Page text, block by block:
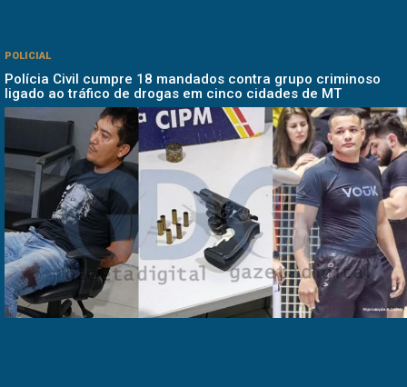
POLICIAL
Polícia Civil cumpre 18 mandados contra grupo criminoso
ligado ao tráfico de drogas em cinco cidades de MT